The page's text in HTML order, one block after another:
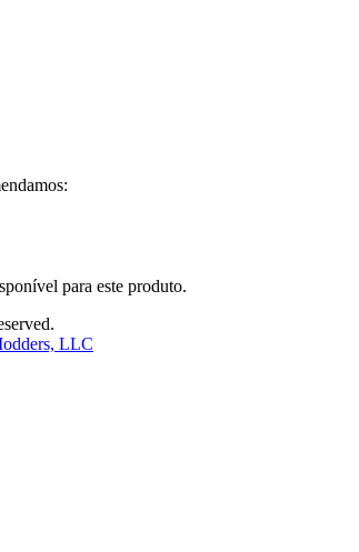
para este produto.
LLC